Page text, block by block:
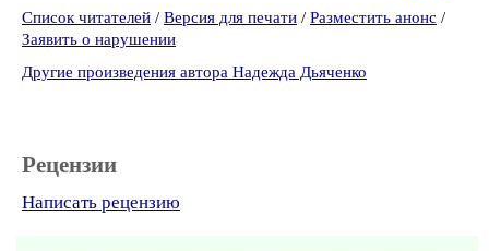
Список читателей / Версия для печати / Разместить анонс /
Заявить о нарушении
Другие произведения автора Надежда Дьяченко
Рецензии
Написать рецензию